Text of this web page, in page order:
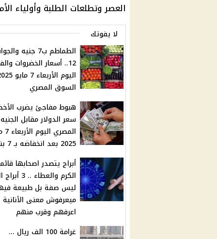
العصر وتطلعات الطلبة وأولياء
لا يفوتك
الطماطم ب7 جنيه
12.. أسعار الخضروات
السوق المصري
هبوط مفاجئ يضرب
سعر الدولار مقابل الجنيه
2025 بعد انخفاضه بـ 7 بنوك
أبراج يتصدر اصحابها
الكرم والعطاء
ليس صفة بل طبيعة
ميعرفوش معنى الأنانية
اعرفهم وقرب منهم
غرامة 100 الف ريال ...